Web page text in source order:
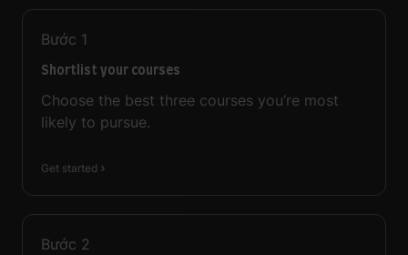
Bước 1
Shortlist your courses
Choose the best three courses you’re most
likely to pursue.
Get started
Bước 2